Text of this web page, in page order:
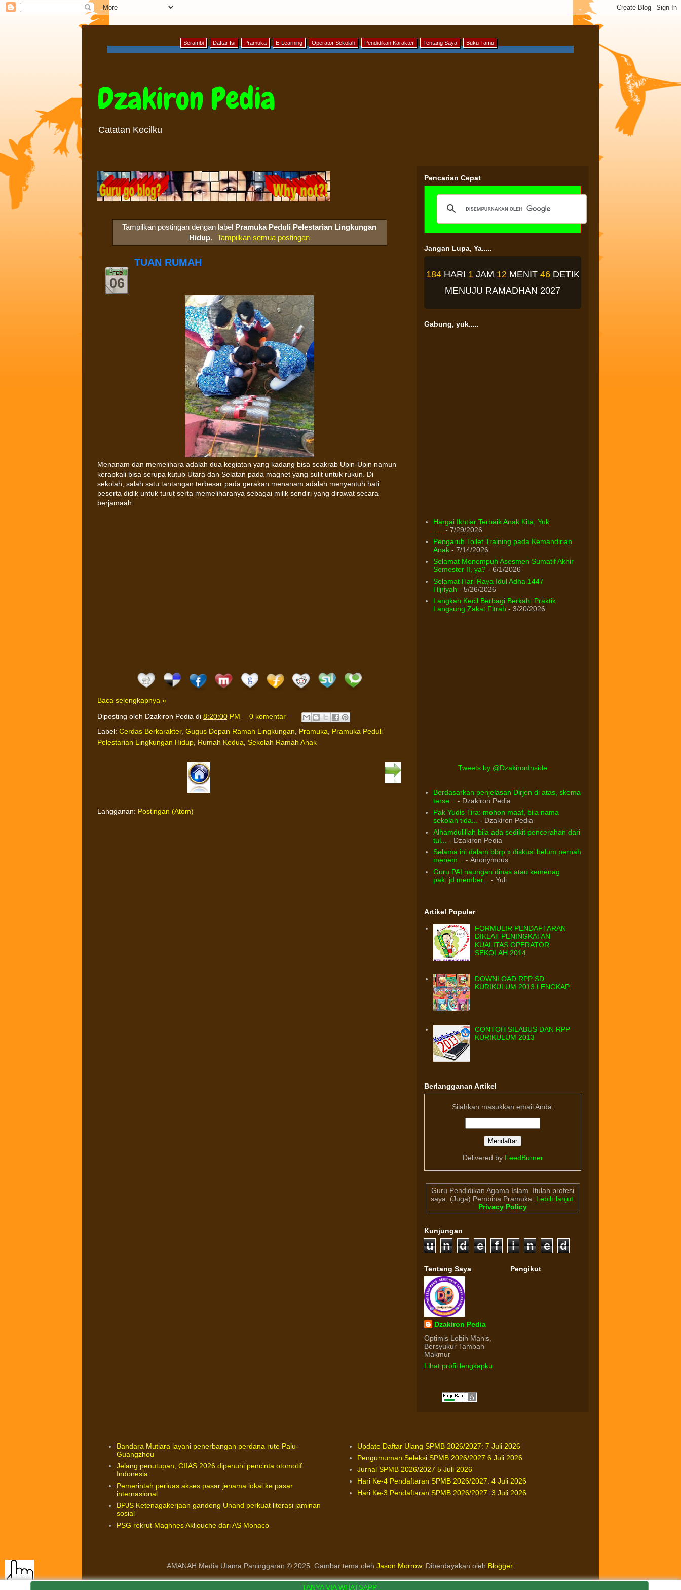
Serambi Daftar Isi Pramuka E-Learning Operator Sekolah Pendidikan Karakter Tentang Saya Buku Tamu
Dzakiron Pedia
Catatan Kecilku
Tampilkan postingan dengan label Pramuka Peduli Pelestarian Lingkungan
Hidup. Tampilkan semua postingan
FEB
06
TUAN RUMAH
Menanam dan memelihara adalah dua kegiatan yang kadang bisa seakrab Upin-Upin namun
kerapkali bisa serupa kutub Utara dan Selatan pada magnet yang sulit untuk rukun. Di
sekolah, salah satu tantangan terbesar pada gerakan menanam adalah menyentuh hati
peserta didik untuk turut serta memeliharanya sebagai milik sendiri yang dirawat secara
berjamaah.
Baca selengkapnya »
Diposting oleh Dzakiron Pedia di 8:20:00 PM
0 komentar
Label: Cerdas Berkarakter, Gugus Depan Ramah Lingkungan, Pramuka, Pramuka Peduli
Pelestarian Lingkungan Hidup, Rumah Kedua, Sekolah Ramah Anak
Langganan: Postingan (Atom)
Pencarian Cepat
Jangan Lupa, Ya.....
184 HARI 1 JAM 12 MENIT45 DETIK
MENUJU RAMADHAN 2027
Gabung, yuk.....
Hargai Ikhtiar Terbaik Anak Kita, Yuk
- 7/29/2026
Pengaruh Toilet Training pada Kemandirian
Anak- 7/14/2026
Selamat Menempuh Asesmen Sumatif Akhir
Semester II, ya?- 6/1/2026
Selamat Hari Raya Idul Adha 1447
Hijriyah - 5/26/2026
Langkah Kecil Berbagi Berkah: Praktik
Langsung Zakat Fitrah - 3/20/2026
Tweets by @DzakironInside
Berdasarkan penjelasan Dirjen di atas, skema
terse...
- Dzakiron Pedia
Pak Yudis Tira: mohon maaf, bila nama
sekolah tida...
- Dzakiron Pedia
Alhamdulillah bila ada sedikit pencerahan dari
tul...
- Dzakiron Pedia
Selama ini dalam bbrp x diskusi belum pernah
menem...
- Anonymous
Guru PAI naungan dinas atau kemenag
pak..jd member...
- Yuli
Artikel Populer
FORMULIR PENDAFTARAN
DIKLAT PENINGKATAN
KUALITAS OPERATOR
SEKOLAH 2014
DOWNLOAD RPP SD
KURIKULUM 2013 LENGKAP
CONTOH SILABUS DAN RPP
KURIKULUM 2013
Berlangganan Artikel
Silahkan masukkan email Anda:
Delivered by FeedBurner
Guru Pendidikan Agama Islam. Itulah profesi
saya. (Juga) Pembina Pramuka.
Lebih lanjut.
Privacy Policy
Kunjungan
u n d e f i n e d
Tentang Saya
Dzakiron Pedia
Optimis Lebih Manis,
Bersyukur Tambah
Makmur
Lihat profil lengkapku
TANYA VIA WHATSAPP
Pengikut
Bandara Mutiara layani penerbangan perdana rute Palu-
Guangzhou
Jelang penutupan, GIIAS 2026 dipenuhi pencinta otomotif
Indonesia
Pemerintah perluas akses pasar jenama lokal ke pasar
internasional
BPJS Ketenagakerjaan gandeng Unand perkuat literasi jaminan
sosial
PSG rekrut Maghnes Akliouche dari AS Monaco
Update Daftar Ulang SPMB 2026/2027: 7 Juli 2026
Pengumuman Seleksi SPMB 2026/2027 6 Juli 2026
Jurnal SPMB 2026/2027 5 Juli 2026
Hari Ke-4 Pendaftaran SPMB 2026/2027: 4 Juli 2026
Hari Ke-3 Pendaftaran SPMB 2026/2027: 3 Juli 2026
AMANAH Media Utama Paninggaran © 2025. Gambar tema oleh Jason Morrow. Diberdayakan oleh Blogger.